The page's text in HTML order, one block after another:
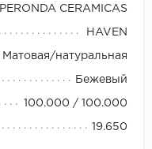
PERONDA CERAMICAS
HAVEN
Матовая/натуральная
Бежевый
100.000 / 100.000
19.650